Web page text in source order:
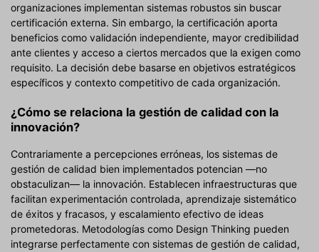
organizaciones implementan sistemas robustos sin buscar
certificación externa. Sin embargo, la certificación aporta
beneficios como validación independiente, mayor credibilidad
ante clientes y acceso a ciertos mercados que la exigen como
requisito. La decisión debe basarse en objetivos estratégicos
específicos y contexto competitivo de cada organización.
¿Cómo se relaciona la gestión de calidad con la
innovación?
Contrariamente a percepciones erróneas, los sistemas de
gestión de calidad bien implementados potencian —no
obstaculizan— la innovación. Establecen infraestructuras que
facilitan experimentación controlada, aprendizaje sistemático
de éxitos y fracasos, y escalamiento efectivo de ideas
prometedoras. Metodologías como Design Thinking pueden
integrarse perfectamente con sistemas de gestión de calidad,